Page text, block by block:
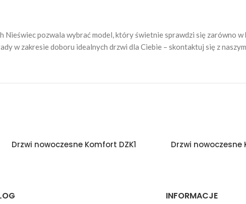
pozwala wybrać model, który świetnie sprawdzi się zarówno
w zakresie doboru idealnych drzwi dla Ciebie – skontaktuj się z
Drzwi nowoczesne Komfort DZK1 Drzwi nowoczesne
INFORMACJE